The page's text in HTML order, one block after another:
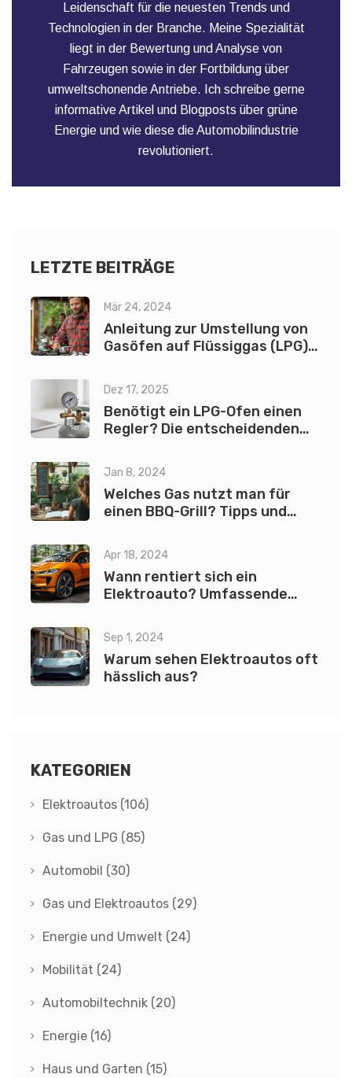
Leidenschaft für die neuesten Trends und
Technologien in der Branche. Meine Spezialität
liegt in der Bewertung und Analyse von
Fahrzeugen sowie in der Fortbildung über
umweltschonende Antriebe. Ich schreibe gerne
informative Artikel und Blogposts über grüne
Energie und wie diese die Automobilindustrie
revolutioniert.
LETZTE BEITRÄGE
Mär 24, 2024
Anleitung zur Umstellung von
Gasöfen auf Flüssiggas (LPG):
Dez 17, 2025
Benötigt ein LPG-Ofen einen
Regler? Die entscheidenden
Jan 8, 2024
Welches Gas nutzt man für
einen BBQ-Grill? Tipps und
Grillparty
Apr 18, 2024
Wann rentiert sich ein
Elektroauto? Umfassende
Sep 1, 2024
Warum sehen Elektroautos oft
hässlich aus?
KATEGORIEN
Elektroautos (106)
Gas und LPG (85)
Automobil (30)
Gas und Elektroautos (29)
Energie und Umwelt (24)
Mobilität (24)
Automobiltechnik (20)
Energie (16)
Haus und Garten (15)